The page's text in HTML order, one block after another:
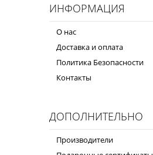
ИНФОРМАЦИЯ
О нас
Доставка и оплата
Политика Безопасности
Контакты
ДОПОЛНИТЕЛЬНО
Производители